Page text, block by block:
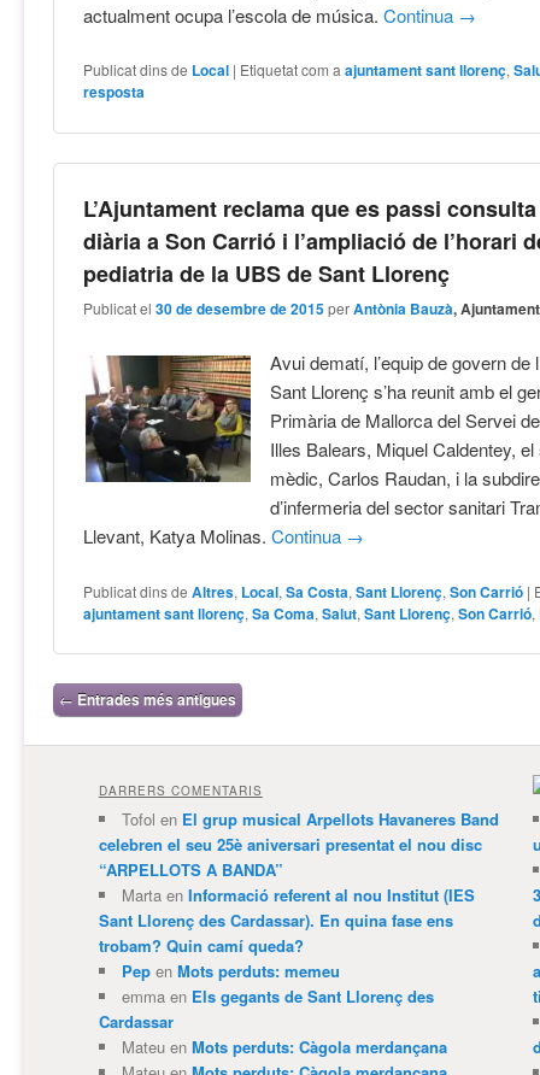
actualment ocupa l’escola de música.Continua →
Publicat dins de Local | Etiquetat com a ajuntament sant llorenç,
resposta
L’Ajuntament reclama que es passi consulta
diària a Son Carrió i l’ampliació de l’horari
pediatria de la UBS de Sant Llorenç
Publicat el30 de desembre de 2015 perAntònia Bauzà, Ajuntament
Avui dematí, l’equip de govern de
Sant Llorenç s’ha reunit amb el
Primària de Mallorca del Servei
Illes Balears, Miquel Caldentey,
mèdic, Carlos Raudan, i la
d’infermeria del sector sanitari
Llevant, Katya Molinas.Continua →
Publicat dins de Altres, Local,Sa Costa,Sant Llorenç,Son Carrió |
ajuntament sant llorenç,Sa Coma,Salut,Sant Llorenç,Son Carrió,
Navegació per les entrades
← Entrades més antigues
DARRERS COMENTARIS
Tofol en El grup musical Arpellots Havaneres Band
celebren el seu 25è aniversari presentat el nou disc
“ARPELLOTS A BANDA”
Martaen Informació referent al nou Institut (IES
Sant Llorenç des Cardassar). En quina fase ens
trobam? Quin camí queda?
Pepen Mots perduts: memeu
emmaen Els gegants de Sant Llorenç des
Cardassar
Mateuen Mots perduts: Càgola merdançana